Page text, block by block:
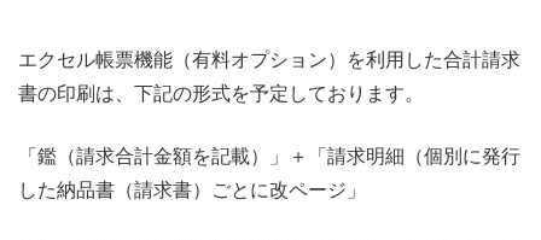
エクセル帳票機能（有料オプション）を利用した合計請求
書の印刷は、下記の形式を予定しております。
「鑑（請求合計金額を記載）」＋「請求明細（個別に発行
した納品書（請求書）ごとに改ページ」